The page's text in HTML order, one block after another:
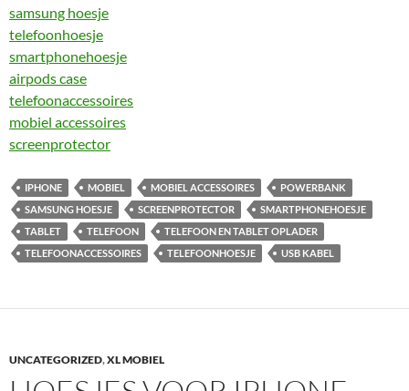
samsung hoesje
telefoonhoesje
smartphonehoesje
airpods case
telefoonaccessoires
mobiel accessoires
screenprotector
IPHONE MOBIEL MOBIEL ACCESSOIRES
POWERBANK
SAMSUNG HOESJE
SCREENPROTECTOR
SMARTPHONEHOESJE
TABLET
TELEFOON
TELEFOON EN TABLET OPLADER
TELEFOONACCESSOIRES
TELEFOONHOESJE USB KABEL
UNCATEGORIZED,XL MOBIEL